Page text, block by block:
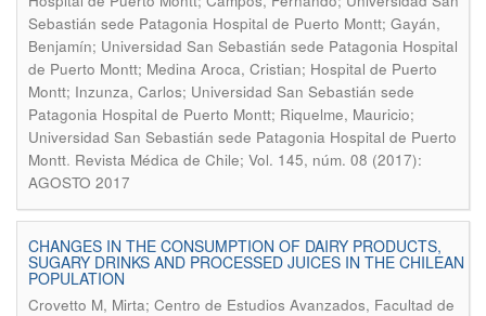
Sebastián sede Patagonia Hospital de Puerto Montt; Gayán,
Benjamín; Universidad San Sebastián sede Patagonia Hospital
de Puerto Montt; Medina Aroca, Cristian; Hospital de Puerto
Montt; Inzunza, Carlos; Universidad San Sebastián sede
Patagonia Hospital de Puerto Montt; Riquelme, Mauricio;
Universidad San Sebastián sede Patagonia Hospital de Puerto
Montt. Revista Médica de Chile; Vol. 145, núm. 08 (2017):
AGOSTO 2017
CHANGES IN THE CONSUMPTION OF DAIRY PRODUCTS,
SUGARY DRINKS AND PROCESSED JUICES IN THE CHILEAN
POPULATION
Crovetto M, Mirta; Centro de Estudios Avanzados, Facultad de